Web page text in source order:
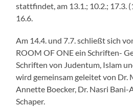
stattfindet, am 13.1.; 10.2.; 17.3.
16.6.
Am 14.4. und 7.7. schließt sich
ROOM OF ONE ein Schriften-
Schriften von Judentum, Islam
wird gemeinsam geleitet von Dr.
Annette Boecker, Dr. Nasri
Schaper.